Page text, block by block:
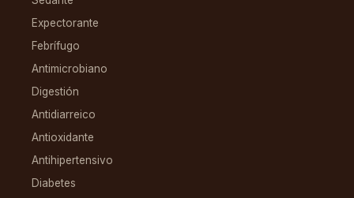
Expectorante
Febrífugo
Antimicrobiano
Digestión
Antidiarreico
Antioxidante
Antihipertensivo
Diabetes